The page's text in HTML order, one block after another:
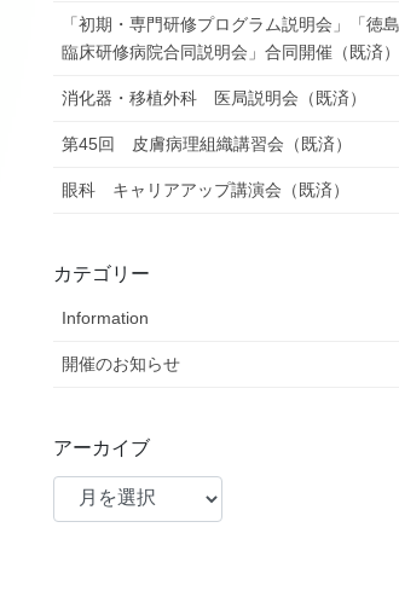
「初期・専門研修プログラム説明会」「徳
臨床研修病院合同説明会」合同開催（既済）
消化器・移植外科 医局説明会（既済）
第45回 皮膚病理組織講習会（既済）
眼科 キャリアアップ講演会（既済）
カテゴリー
Information
開催のお知らせ
アーカイブ